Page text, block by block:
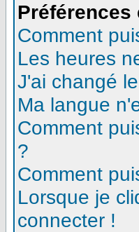
Comment
Les heures
J'ai changé
Ma langue
Comment
?
Comment
Lorsque je
connecter !